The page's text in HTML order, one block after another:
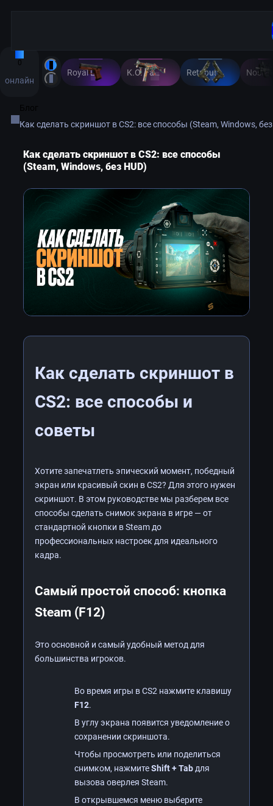
0
онлайн
Royal Legion K.O. Factory Retribution
Как сделать скриншот в CS2: все способы (Steam, Windows,
Как сделать скриншот в CS2: все способы
(Steam, Windows, без HUD)
Как сделать скриншот в
CS2: все способы и
советы
Хотите запечатлеть эпический момент, победный
экран или красивый скин в CS2? Для этого нужен
скриншот. В этом руководстве мы разберем все
способы сделать снимок экрана в игре — от
стандартной кнопки в Steam до
профессиональных настроек для идеального
кадра.
Самый простой способ: кнопка
Steam (F12)
Это основной и самый удобный метод для
большинства игроков.
Во время игры в CS2 нажмите клавишу
F12.
В углу экрана появится уведомление о
сохранении скриншота.
Чтобы просмотреть или поделиться
снимком, нажмитеShift + Tabдля
вызова оверлея Steam.
В открывшемся меню выберите